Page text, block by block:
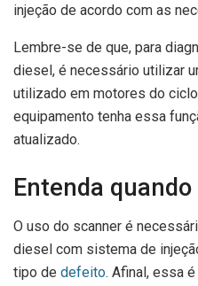
injeção de acordo com as
Lembre-se de que, para
diesel, é necessário utilizar
utilizado em motores do
equipamento tenha essa
atualizado.
Entenda
O uso do scanner é
diesel com sistema de
tipo de defeito. Afinal, essa